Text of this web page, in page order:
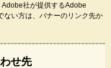
社が提供するAdobe
ない方は、バナーのリンク先か
せ先